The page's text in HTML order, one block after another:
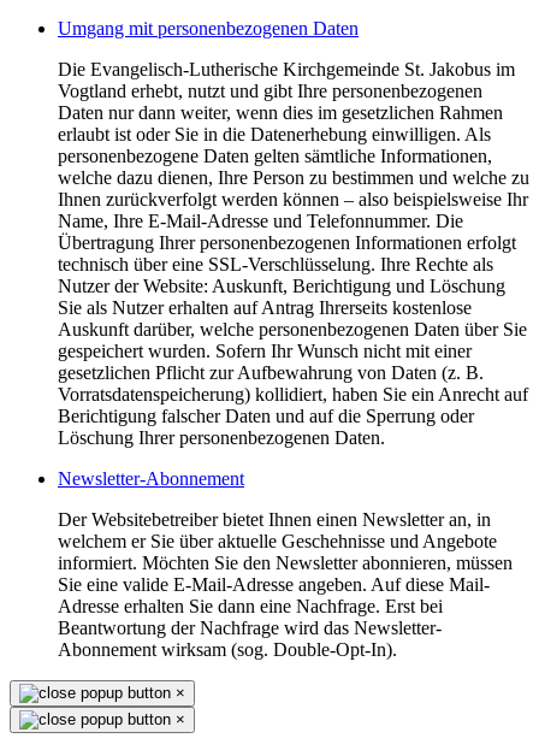
Umgang mit personenbezogenen Daten
Die Evangelisch-Lutherische Kirchgemeinde St. Jakobus im
Vogtland erhebt, nutzt und gibt Ihre personenbezogenen
Daten nur dann weiter, wenn dies im gesetzlichen Rahmen
erlaubt ist oder Sie in die Datenerhebung einwilligen. Als
personenbezogene Daten gelten sämtliche Informationen,
welche dazu dienen, Ihre Person zu bestimmen und welche zu
Ihnen zurückverfolgt werden können – also beispielsweise Ihr
Name, Ihre E-Mail-Adresse und Telefonnummer. Die
Übertragung Ihrer personenbezogenen Informationen erfolgt
technisch über eine SSL-Verschlüsselung. Ihre Rechte als
Nutzer der Website: Auskunft, Berichtigung und Löschung
Sie als Nutzer erhalten auf Antrag Ihrerseits kostenlose
Auskunft darüber, welche personenbezogenen Daten über Sie
gespeichert wurden. Sofern Ihr Wunsch nicht mit einer
gesetzlichen Pflicht zur Aufbewahrung von Daten (z. B.
Vorratsdatenspeicherung) kollidiert, haben Sie ein Anrecht auf
Berichtigung falscher Daten und auf die Sperrung oder
Löschung Ihrer personenbezogenen Daten.
Newsletter-Abonnement
Der Websitebetreiber bietet Ihnen einen Newsletter an, in
welchem er Sie über aktuelle Geschehnisse und Angebote
informiert. Möchten Sie den Newsletter abonnieren, müssen
Sie eine valide E-Mail-Adresse angeben. Auf diese Mail-
Adresse erhalten Sie dann eine Nachfrage. Erst bei
Beantwortung der Nachfrage wird das Newsletter-
Abonnement wirksam (sog. Double-Opt-In).
×
×